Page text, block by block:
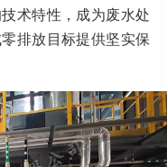
术特性，成为废水处
排放目标提供坚实保